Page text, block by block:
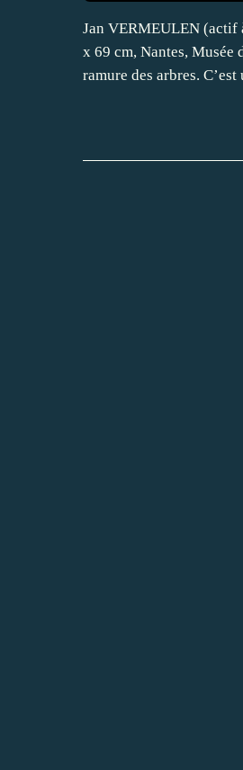
Jan VERMEULEN (actif
x 69 cm, Nantes, Musée
ramure des arbres.